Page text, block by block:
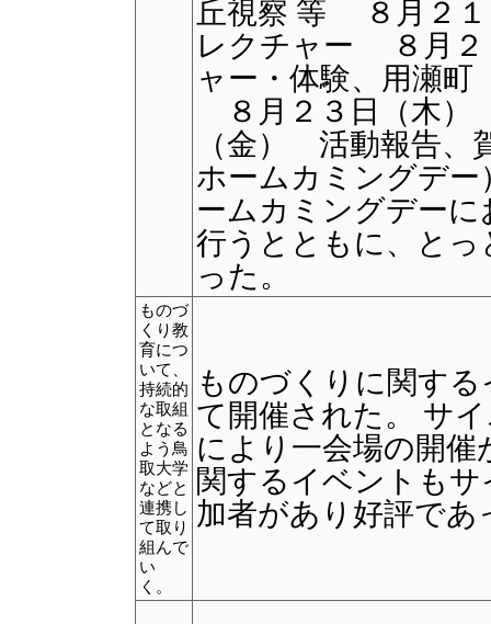
丘視察 等 ８月２
レクチャー ８月２
ャー・体験、用瀬町
８月２３日（木
（金） 活動報告、
ホームカミングデー
ームカミングデー
行うとともに、とっ
った。
ものづ
くり教
育につ
いて、
持続的
な取組
となる
よう鳥
取大学
などと
連携し
て取り
組んで
い
く。
ものづくりに関す
て開催された。 サ
により一会場の開
関するイベントも
加者があり好評であ